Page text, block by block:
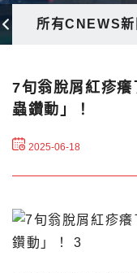
所有CNEWS新
7旬翁脫屑紅疹
蟲鑽動」！
2025-06-18